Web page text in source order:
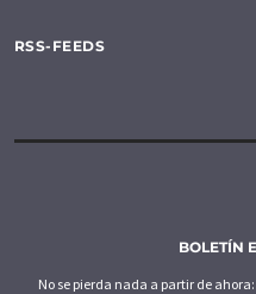
RSS-FEEDS
BOLETÍN
No se pierda nada a partir de